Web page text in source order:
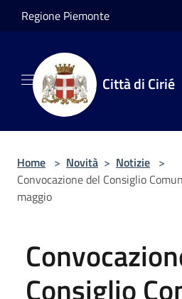
Salta al contenuto principale
Regione Piemonte
Città di Cirié
Home > Novità > Notizie >
Convocazione del Consiglio
maggio
Consiglio